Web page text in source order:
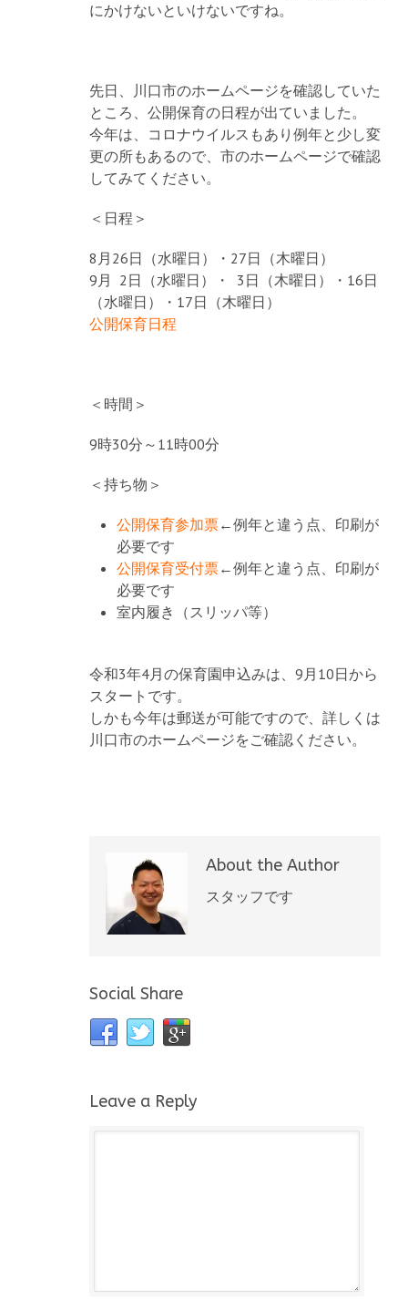
にかけないといけないですね。
先日、川口市のホームページを確認していた
ところ、公開保育の日程が出ていました。
今年は、コロナウイルスもあり例年と少し変
更の所もあるので、市のホームページで確認
してみてください。
＜日程＞
8月26日（水曜日）・27日（木曜日）
9月 2日（水曜日）・ 3日（木曜日）・16日
（水曜日）・17日（木曜日）
公開保育日程
＜時間＞
9時30分～11時00分
＜持ち物＞
公開保育参加票←例年と違う点、印刷が
必要です
公開保育受付票←例年と違う点、印刷が
必要です
室内履き（スリッパ等）
令和3年4月の保育園申込みは、9月10日から
スタートです。
しかも今年は郵送が可能ですので、詳しくは
川口市のホームページをご確認ください。
About the Author
スタッフです
Social Share
Leave a Reply